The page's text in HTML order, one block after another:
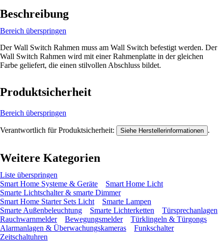
Beschreibung
Bereich überspringen
Der Wall Switch Rahmen muss am Wall Switch befestigt werden. Der
Wall Switch Rahmen wird mit einer Rahmenplatte in der gleichen
Farbe geliefert, die einen stilvollen Abschluss bildet.
Produktsicherheit
Bereich überspringen
Verantwortlich für Produktsicherheit: Siehe Herstellerinformationen .
Weitere Kategorien
Liste überspringen
Smart Home Systeme & Geräte
Smart Home Licht
Smarte Lichtschalter & smarte Dimmer
Smart Home Starter Sets Licht
Smarte Lampen
Smarte Außenbeleuchtung
Smarte Lichterketten
Türsprechanlagen
Rauchwarnmelder
Bewegungsmelder
Türklingeln & Türgongs
Alarmanlagen & Überwachungskameras
Funkschalter
Zeitschaltuhren